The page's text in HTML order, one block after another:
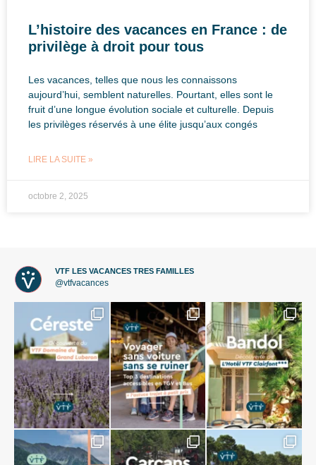
L’histoire des vacances en France : de
privilège à droit pour tous
Les vacances, telles que nous les connaissons
aujourd’hui, semblent naturelles. Pourtant, elles sont le
fruit d’une longue évolution sociale et culturelle. Depuis
les privilèges réservés à une élite jusqu’aux congés
LIRE LA SUITE »
octobre 2, 2025
VTF LES VACANCES TRES FAMILLES
@vtfvacances